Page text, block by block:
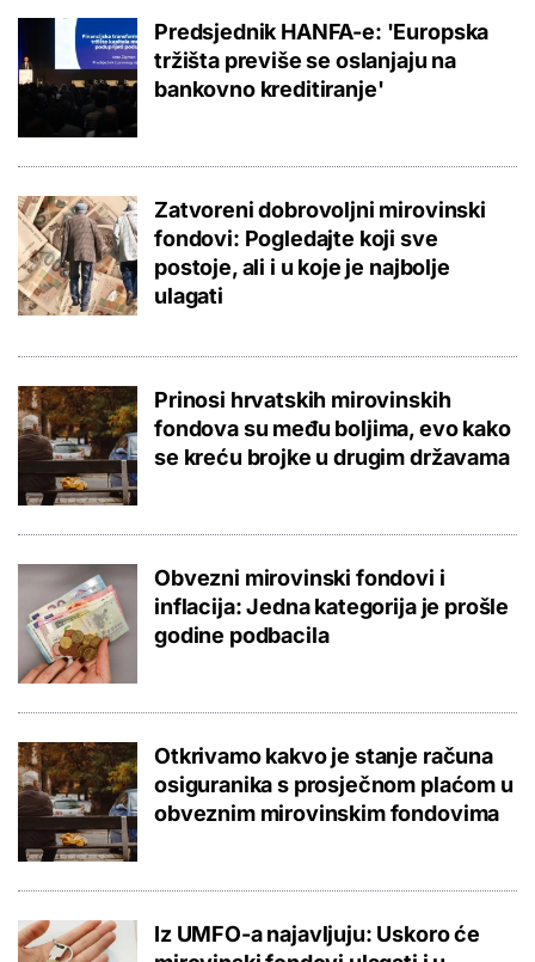
Predsjednik HANFA-e: 'Europska
tržišta previše se oslanjaju na
bankovno kreditiranje'
Zatvoreni dobrovoljni mirovinski
fondovi: Pogledajte koji sve
postoje, ali i u koje je najbolje
ulagati
Prinosi hrvatskih mirovinskih
fondova su među boljima, evo kako
se kreću brojke u drugim državama
Obvezni mirovinski fondovi i
inflacija: Jedna kategorija je prošle
godine podbacila
Otkrivamo kakvo je stanje računa
osiguranika s prosječnom plaćom u
obveznim mirovinskim fondovima
Iz UMFO-a najavljuju: Uskoro će